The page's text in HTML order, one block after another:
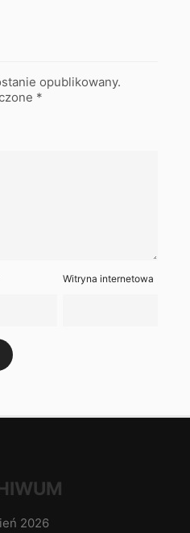
opublikowany.
*
Witryna internetowa
2026